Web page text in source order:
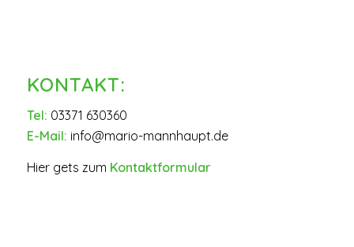
KONTAKT:
Tel: 03371 630360
E-Mail: info@mario-mannhaupt.de
Hier gets zum Kontaktformular